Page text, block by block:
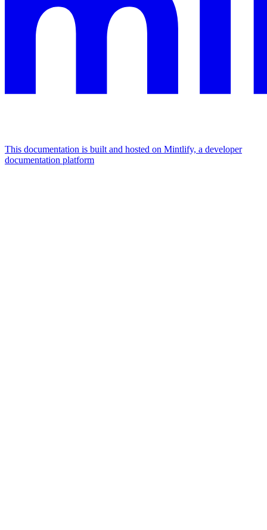
This documentation is built and hosted on Mintlify, a developer
documentation platform